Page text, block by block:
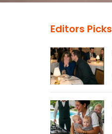
Editors Picks